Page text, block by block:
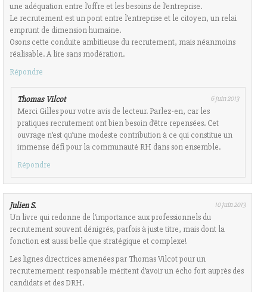
une adéquation entre l’offre et les besoins de l’entreprise.
Le recrutement est un pont entre l’entreprise et le citoyen, un relai
emprunt de dimension humaine.
Osons cette conduite ambitieuse du recrutement, mais néanmoins
réalisable. A lire sans modération.
Répondre
Thomas Vilcot 6 juin 2013
Merci Gilles pour votre avis de lecteur. Parlez-en, car les
pratiques recrutement ont bien besoin d’être repensées. Cet
ouvrage n’est qu’une modeste contribution à ce qui constitue un
immense défi pour la communauté RH dans son ensemble.
Répondre
Julien S. 10 juin 2013
Un livre qui redonne de l’importance aux professionnels du
recrutement souvent dénigrés, parfois à juste titre, mais dont la
fonction est aussi belle que stratégique et complexe!
Les lignes directrices amenées par Thomas Vilcot pour un
recrutemement responsable méritent d’avoir un écho fort auprès des
candidats et des DRH.